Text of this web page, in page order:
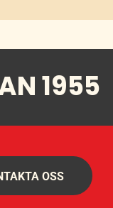
1955
OSS